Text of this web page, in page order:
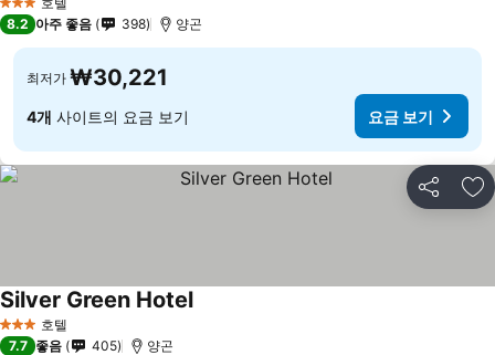
3 성급
8.2 아주 좋음 398 양곤
최저가 ₩30,221
4개 사이트의 요금 보기 요금 보기
공유 즐
3 성급 호텔
Silver Green Hotel
7.7 좋음 405 양곤